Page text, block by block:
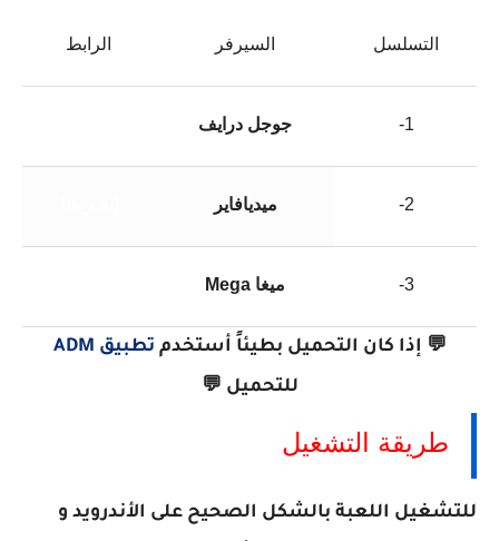
التسلسل السيرفر الرابط
1- جوجل درايف
2- ميديافاير
3- ميغا Mega
💬 إذا كان التحميل بطيئاً أستخدم تطبيق ADM
للتحميل 💬
طريقة التشغيل
للتشغيل اللعبة بالشكل الصحيح على الأندرويد و